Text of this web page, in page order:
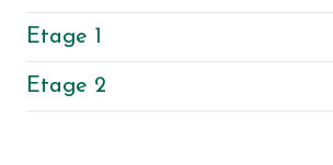
cuisine
salon/sejour
Etage 1
salle de bain
Etage 2